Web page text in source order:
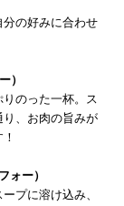
の好みに合わせ
）
のった一杯。ス
、お肉の旨みが
ォー）
プに溶け込み、